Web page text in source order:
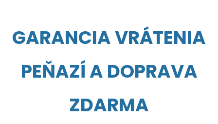
GARANCIA VRÁTENIA
PEŇAZÍ A DOPRAVA
ZDARMA